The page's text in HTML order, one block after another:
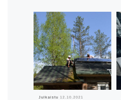
Julkaistu12.10.2021